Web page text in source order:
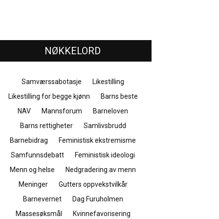
NØKKELORD
Samværssabotasje
Likestilling
Likestilling for begge kjønn
Barns beste
NAV
Mannsforum
Barneloven
Barns rettigheter
Samlivsbrudd
Barnebidrag
Feministisk ekstremisme
Samfunnsdebatt
Feministisk ideologi
Menn og helse
Nedgradering av menn
Meninger
Gutters oppvekstvilkår
Barnevernet
Dag Furuholmen
Massesøksmål
Kvinnefavorisering